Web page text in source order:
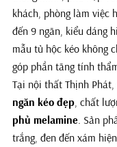
khách, phòng làm việc
đến 9 ngăn, kiểu dáng
mẫu tủ hộc kéo không
góp phần tăng tính
Tại nội thất Thịnh
ngăn kéo đẹp, chất
phủ melamine. Sản
trắng, đen đến xám